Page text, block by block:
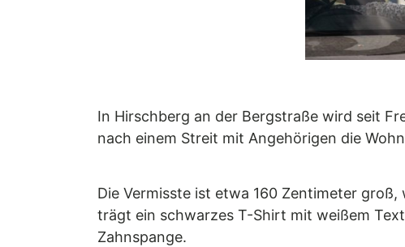
In Hirschberg an der Bergstraße wird seit
nach einem Streit mit Angehörigen die
Die Vermisste ist etwa 160 Zentimeter
trägt ein schwarzes T-Shirt mit weißem
Zahnspange.